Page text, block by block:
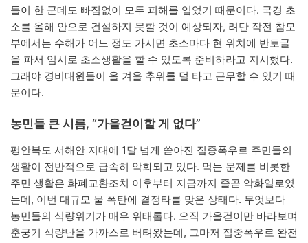
들이 한 군데도 빠짐없이 모두 피해를 입었기 때문이다. 국경 초
소를 올해 안으로 건설하지 못할 것이 예상되자, 려단 작전 참모
부에서는 수해가 어느 정도 가시면 초소마다 현 위치에 반토굴
을 파서 임시로 초소생활을 할 수 있도록 준비하라고 지시했다.
그래야 경비대원들이 올 겨울 추위를 덜 타고 근무할 수 있기 때
문이다.
농민들 큰 시름, “가을걷이할 게 없다”
평안북도 서해안 지대에 1달 넘게 쏟아진 집중폭우로 주민들의
생활이 전반적으로 급속히 악화되고 있다. 먹는 문제를 비롯한
주민 생활은 화폐교환조치 이후부터 지금까지 줄곧 악화일로였
는데, 이번 대규모 물 폭탄에 결정타를 맞은 상태다. 무엇보다
농민들의 식량위기가 매우 위태롭다. 오직 가을걷이만 바라보며
춘궁기 식량난을 가까스로 버텨왔는데, 그마저 집중폭우로 완전